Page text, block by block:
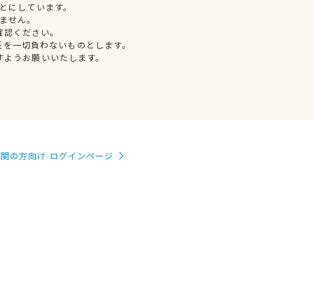
しています。
せん。
ください。
一切負わないものとします。
うお願いいたします。
の方向け ログインページ